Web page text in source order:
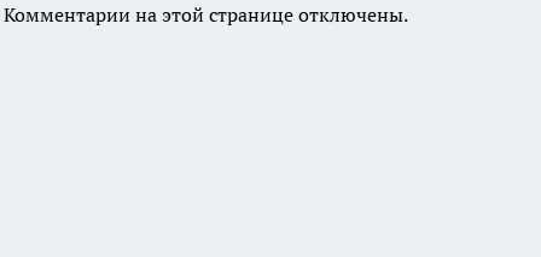
Комментарии на этой странице отключены.